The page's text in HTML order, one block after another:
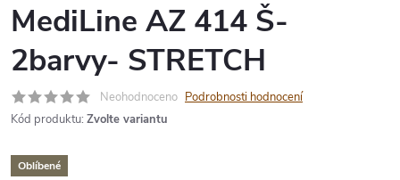
MediLine AZ 414 Š-
2barvy- STRETCH
Neohodnoceno Podrobnosti hodnocení
Kód produktu: Zvolte variantu
Oblíbené